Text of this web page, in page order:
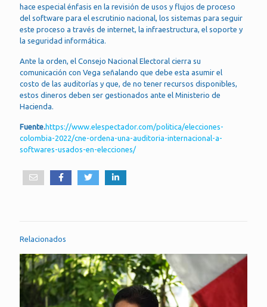
hace especial énfasis en la revisión de usos y flujos de proceso
del software para el escrutinio nacional, los sistemas para seguir
este proceso a través de internet, la infraestructura, el soporte y
la seguridad informática.
Ante la orden, el Consejo Nacional Electoral cierra su
comunicación con Vega señalando que debe esta asumir el
costo de las auditorías y que, de no tener recursos disponibles,
estos dineros deben ser gestionados ante el Ministerio de
Hacienda.
Fuente.https://www.elespectador.com/politica/elecciones-
colombia-2022/cne-ordena-una-auditoria-internacional-a-
softwares-usados-en-elecciones/
Relacionados